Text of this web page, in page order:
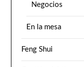
Negocios
En la mesa
Feng Shui